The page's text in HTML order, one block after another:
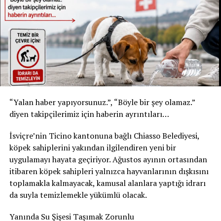
* Kızılay Doğal Maden Suyu
* Şişe: 200 ml
* Son tüketim tarihi: 31 Temmuz 2027
* Kızılay Elma Aromalı Gazlı İçecek
* Şişe: 200 ml
* Son tüketim tarihi: 20 Şubat 2027
ürünlerin geri çağırma kapsamında olduğunu belirtti.
Akar Swiss AG, tüketicilerden belirtilen ürünleri
kesinlikle tüketmemelerini istedi. Geri çağırma
kapsamındaki içecekler, satın alma fişi ibraz edilmeden
satın alındıkları market veya satış noktasına teslim
edilebilecek. Ürün bedeli tüketicilere tam olarak iade
“Yalan haber yapıyorsunuz.”, “Böyle bir şey olamaz.”
diyen takipçilerimiz için haberin ayrıntıları…
İsviçre’nin Ticino kantonuna bağlı Chiasso Belediyesi,
köpek sahiplerini yakından ilgilendiren yeni bir
uygulamayı hayata geçiriyor. Ağustos ayının ortasından
itibaren köpek sahipleri yalnızca hayvanlarının dışkısını
toplamakla kalmayacak, kamusal alanlara yaptığı idrarı
da suyla temizlemekle yükümlü olacak.
Yanında Su Şişesi Taşımak Zorunlu